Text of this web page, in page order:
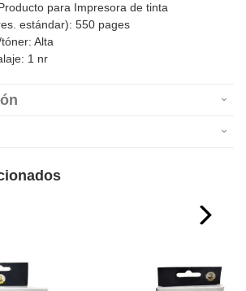
para Impresora de tinta
estándar): 550 pages
Alta
1 nr